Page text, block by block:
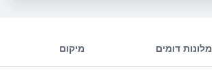
מלונות דומים מיקום